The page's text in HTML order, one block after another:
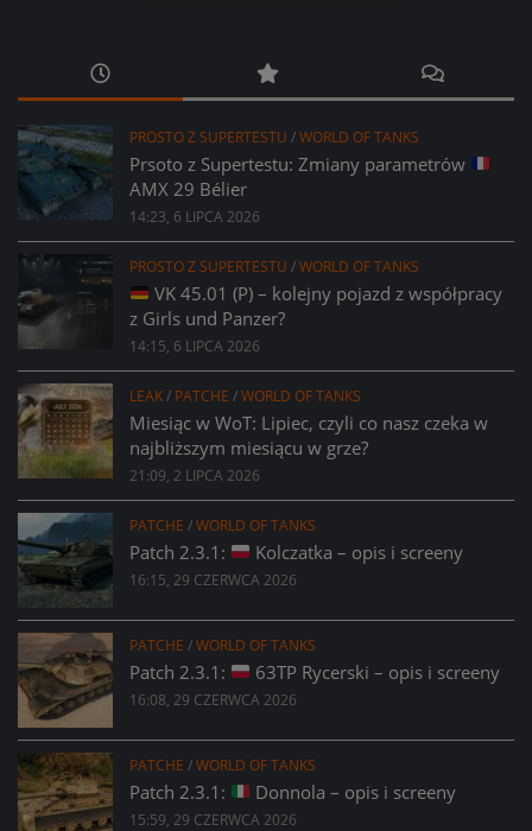
PROSTO Z SUPERTESTU /WORLD OF TANKS
Prsoto z Supertestu: Zmiany parametrów
AMX 29 Bélier
14:23, 6 LIPCA 2026
PROSTO Z SUPERTESTU /WORLD OF TANKS
VK 45.01 (P) – kolejny pojazd z współpracy
z Girls und Panzer?
14:15, 6 LIPCA 2026
LEAK/ PATCHE /WORLD OF TANKS
Miesiąc w WoT: Lipiec, czyli co nasz czeka w
najbliższym miesiącu w grze?
21:09, 2 LIPCA 2026
PATCHE /WORLD OF TANKS
Patch 2.3.1: Kolczatka – opis i screeny
16:15, 29 CZERWCA 2026
PATCHE /WORLD OF TANKS
Patch 2.3.1: 63TP Rycerski – opis i screeny
16:08, 29 CZERWCA 2026
PATCHE /WORLD OF TANKS
Patch 2.3.1: Donnola – opis i screeny
15:59, 29 CZERWCA 2026